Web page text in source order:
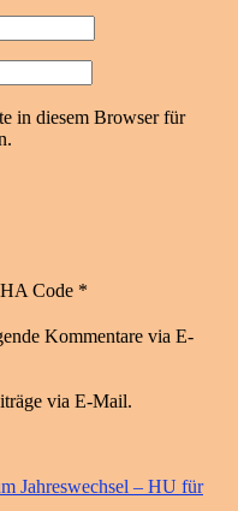
in diesem Browser für
Code *
Kommentare via E-
via E-Mail.
Jahreswechsel – HU für